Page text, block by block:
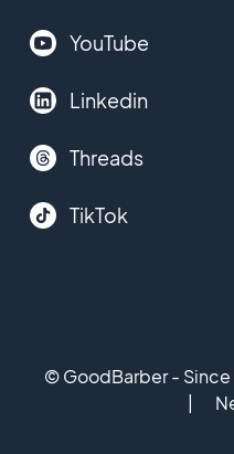
YouTube
Linkedin
Threads
TikTok
© GoodBarber - Since